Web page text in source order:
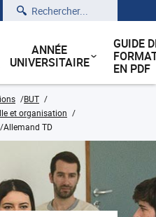
Rechercher
ANNÉE
UNIVERSITAIRE
GUIDE
EN PDF
BUT
et organisation
Allemand TD